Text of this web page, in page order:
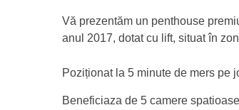
Vă prezentăm un penthouse
anul 2017, dotat cu lift, situat în
Poziționat la 5 minute de mers pe
Beneficiaza de 5 camere